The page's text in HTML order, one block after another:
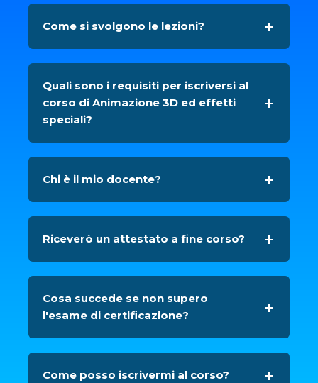
Come si svolgono le lezioni?
Quali sono i requisiti per iscriversi al
corso di Animazione 3D ed effetti
speciali?
Chi è il mio docente?
Riceverò un attestato a fine corso?
Cosa succede se non supero
l'esame di certificazione?
Come posso iscrivermi al corso?